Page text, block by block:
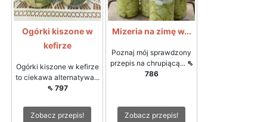
Ogórki kiszone w
kefirze
Ogórki kiszone w kefirze
to ciekawa alternatywa...
⇖ 797
Zobacz przepis!
Mizeria na zimę w...
Poznaj mój sprawdzony
przepis na chrupiącą... ⇖
786
Zobacz przepis!